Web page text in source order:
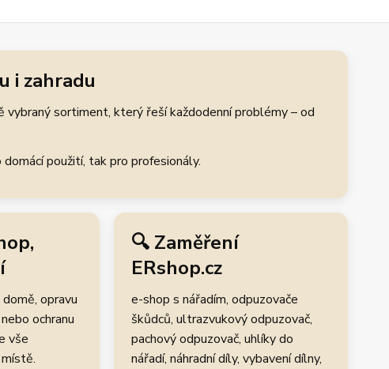
i zahradu
vybraný sortiment, který řeší každodenní problémy – od
použití, tak pro profesionály.
opravu
ochranu
vše
🔍 Zaměření
ERshop.cz
e-shop s nářadím, odpuzovače
škůdců, ultrazvukový odpuzovač,
pachový odpuzovač, uhlíky do
nářadí, náhradní díly, vybavení dílny,